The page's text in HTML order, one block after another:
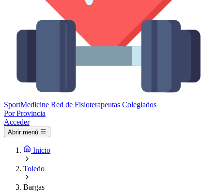
SportMedicine Red de Fisioterapeutas Colegiados
Por Provincia
Acceder
Abrir menú
Inicio
Toledo
Bargas